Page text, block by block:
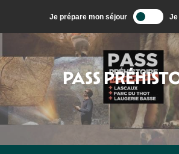
contenu
Je prépare mon séjour Je
PASS